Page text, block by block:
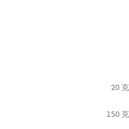
20 克
150 克